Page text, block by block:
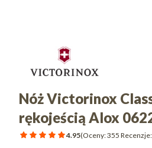
Nóż Victorinox
rękojeścią Alox
4.95(Oceny: 355